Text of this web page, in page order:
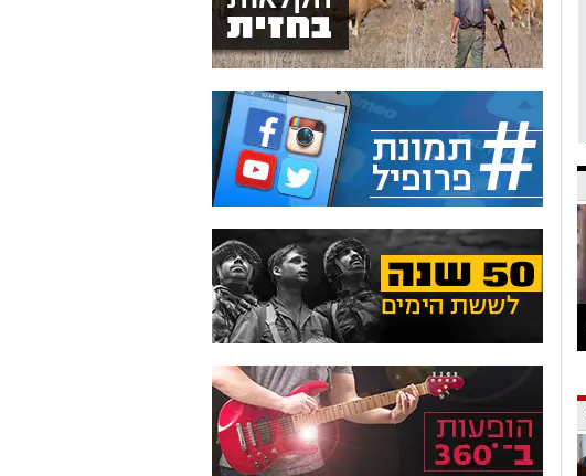
אאוץ': מה קורה
באמצע האוכל?
התגלה טי-רקס אפריקני
שלא היה ידוע למדע
אם עוד לא ראיתם: זה
הילד הכי מתוק ברשת